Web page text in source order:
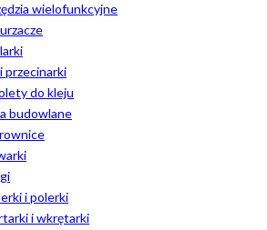
wielofunkcyjne
przecinarki
do kleju
budowlane
i polerki
i wkrętarki